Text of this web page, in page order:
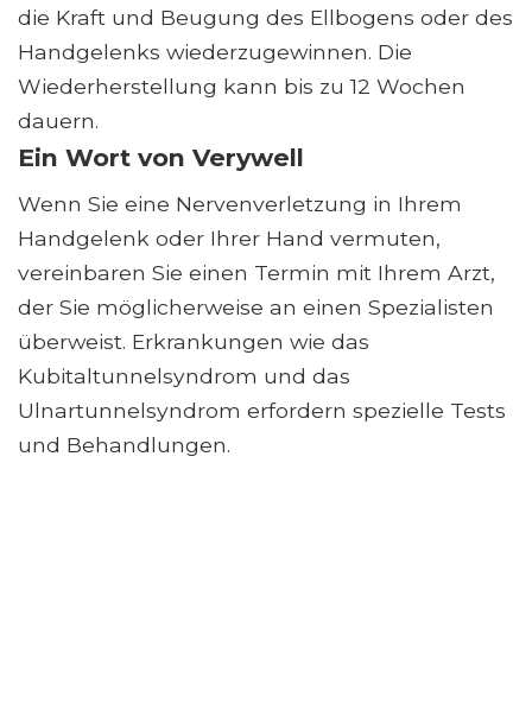
die Kraft und Beugung des Ellbogens oder des
Handgelenks wiederzugewinnen. Die
Wiederherstellung kann bis zu 12 Wochen
dauern.
Ein Wort von Verywell
Wenn Sie eine Nervenverletzung in Ihrem
Handgelenk oder Ihrer Hand vermuten,
vereinbaren Sie einen Termin mit Ihrem Arzt,
der Sie möglicherweise an einen Spezialisten
überweist. Erkrankungen wie das
Kubitaltunnelsyndrom und das
Ulnartunnelsyndrom erfordern spezielle Tests
und Behandlungen.